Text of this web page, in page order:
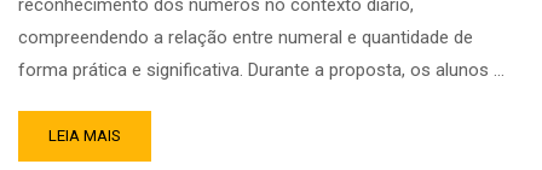
reconhecimento dos números no contexto diário,
compreendendo a relação entre numeral e quantidade de
forma prática e significativa. Durante a proposta, os alunos …
LEIA MAIS